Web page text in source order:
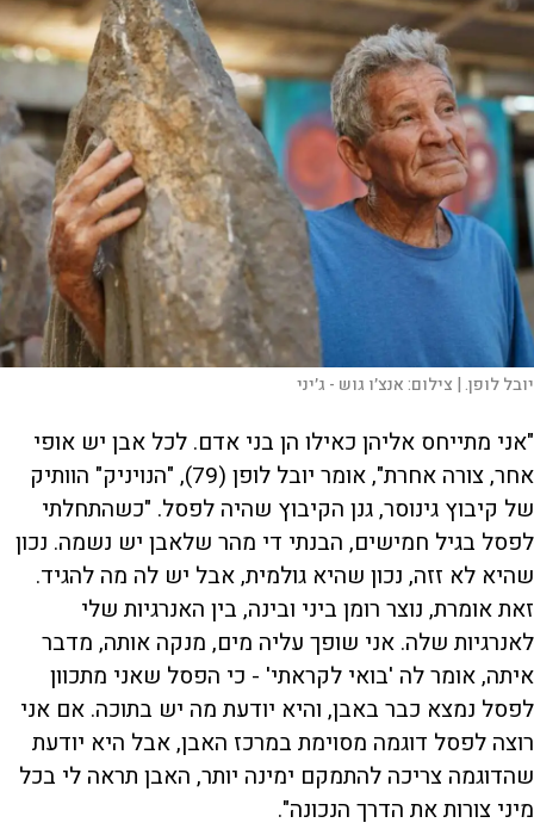
יובל לופן. | צילום:אנצ׳ו גוש - ג׳יני
"אני מתייחס אליהן כאילו הן בני אדם. לכל אבן יש אופי
אחר, צורה אחרת", אומר יובל לופן (79), "הנויניק" הוותיק
של קיבוץ גינוסר, גנן הקיבוץ שהיה לפסל. "כשהתחלתי
לפסל בגיל חמישים, הבנתי די מהר שלאבן יש נשמה. נכון
שהיא לא זזה, נכון שהיא גולמית, אבל יש לה מה להגיד.
זאת אומרת, נוצר רומן ביני ובינה, בין האנרגיות שלי
לאנרגיות שלה. אני שופך עליה מים, מנקה אותה, מדבר
איתה, אומר לה 'בואי לקראתי' - כי הפסל שאני מתכוון
לפסל נמצא כבר באבן, והיא יודעת מה יש בתוכה. אם אני
רוצה לפסל דוגמה מסוימת במרכז האבן, אבל היא יודעת
שהדוגמה צריכה להתמקם ימינה יותר, האבן תראה לי בכל
מיני צורות את הדרך הנכונה".